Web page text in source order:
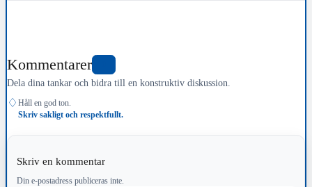
Kommentarer
Dela dina tankar och bidra till en konstruktiv diskussion.
♢ Håll en god ton.
Skriv sakligt och respektfullt.
Skriv en kommentar
Din e-postadress publiceras inte.